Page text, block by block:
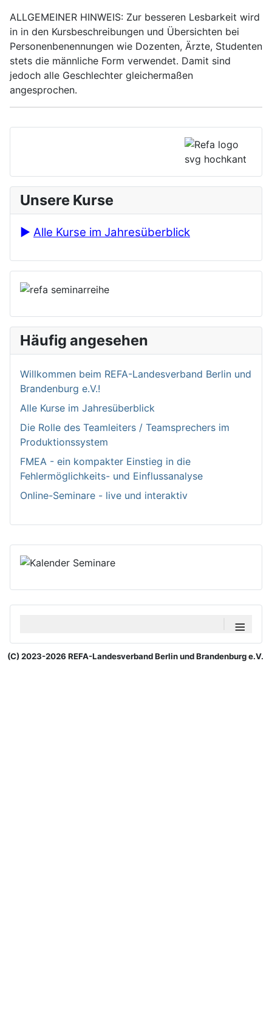
ALLGEMEINER HINWEIS: Zur besseren Lesbarkeit wird
in in den Kursbeschreibungen und Übersichten bei
Personenbenennungen wie Dozenten, Ärzte, Studenten
stets die männliche Form verwendet. Damit sind
jedoch alle Geschlechter gleichermaßen
angesprochen.
Unsere Kurse
► Alle Kurse im Jahresüberblick
Häufig angesehen
Willkommen bei­m REFA-Landesverband Berlin und
Brandenburg e.V.!
Alle Kurse im Jahresüberblick
Die Rolle des Teamleiters / Teamsprechers im
Produktionssystem
FMEA - ein kompakter Einstieg in die
Fehlermöglichkeits- und Einflussanalyse
Online-Seminare - live und interaktiv
≡
(C) 2023-2026 REFA-Landesverband Berlin und Brandenburg e.V.